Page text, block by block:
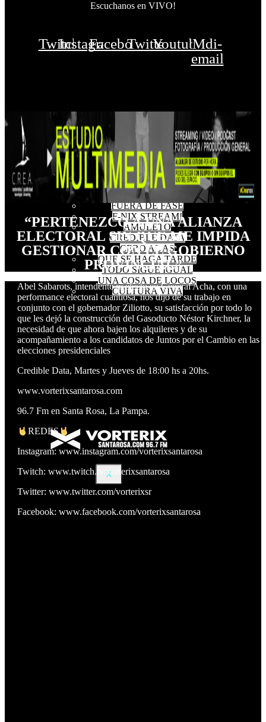
FUERA DE FASE
F-NIX STREAM!
AMULETO
CREDIBLE DATA
CERO AL AS
QUE SE HAGA TARDE
TODO SIGUE IGUAL
UNA COSA DE LOCOS
CULTURA VIVA
X
Escuchanos en VIVO!
TwitchInstagramFacebookTwitterYoutubeMdi-
email
“PERTENEZCO A UNA ALIANZA
ELECTORAL SIN QUE ME IMPIDA
GESTIONAR CON EL GOBIERNO
PROVINCIAL”
Abel Sabarots, intendente re electo en General Acha, con una
performance electoral cuantiosa, nos dijo de su trabajo en
conjunto con el gobernador Ziliotto, su satisfacción por todo lo
que les dejó la construcción del Gasoducto Néstor Kirchner, la
necesidad de que ahora bajen los alquileres y de su
acompañamiento a los candidatos de Juntos por el Cambio en las
elecciones presidenciales
Credible Data, Martes y Jueves de 18:00 hs a 20hs.
www.vorterixsantarosa.com
96.7 Fm en Santa Rosa, La Pampa.
REDES
Instagram: www.instagram.com/vorterixsantarosa
Twitch: www.twitch.tv/vorterixsantarosa
Twitter: www.twitter.com/vorterixsr
Facebook: www.facebook.com/vorterixsantarosa